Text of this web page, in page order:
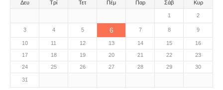
Δευ Τρί Τετ Πέμ Παρ Σάβ Κυρ
1 2
3 4 5 6 7 8 9
10 11 12 13 14 15
16
17
18 19 20 21 22
23
24
25 26 27 28 29 30
31